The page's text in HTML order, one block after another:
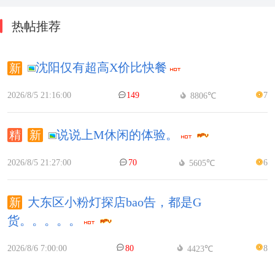
热帖推荐
沈阳仅有超高X价比快餐
2026/8/5 21:16:00 149 8806℃ 7
说说上M休闲的体验。
2026/8/5 21:27:00 70 5605℃ 6
大东区小粉灯探店bao告，都是G
货。。。。。
2026/8/6 7:00:00 80 4423℃ 8